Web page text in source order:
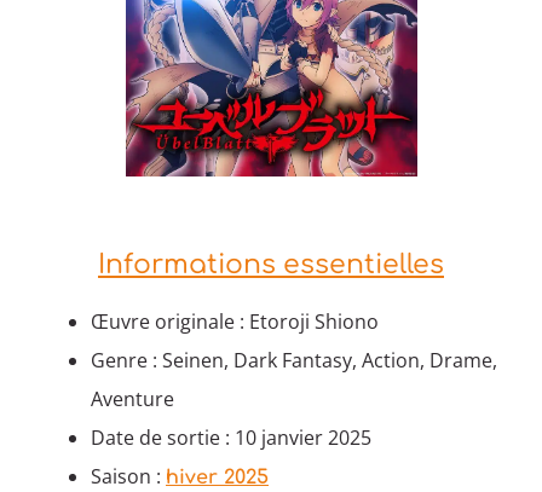
Informations essentielles
Œuvre originale : Etoroji Shiono
Genre : Seinen, Dark Fantasy, Action, Drame,
Aventure
Date de sortie : 10 janvier 2025
Saison : hiver 2025